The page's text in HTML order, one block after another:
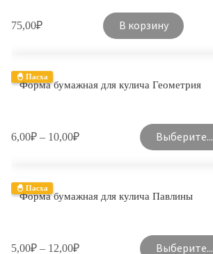
75,00₽ В корзину
🐣 Пасха
Форма бумажная для кулича Геометрия
6,00₽ – 10,00₽ Выберите...
🐣 Пасха
Форма бумажная для кулича Павлины
5,00₽ – 12,00₽ Выберите...